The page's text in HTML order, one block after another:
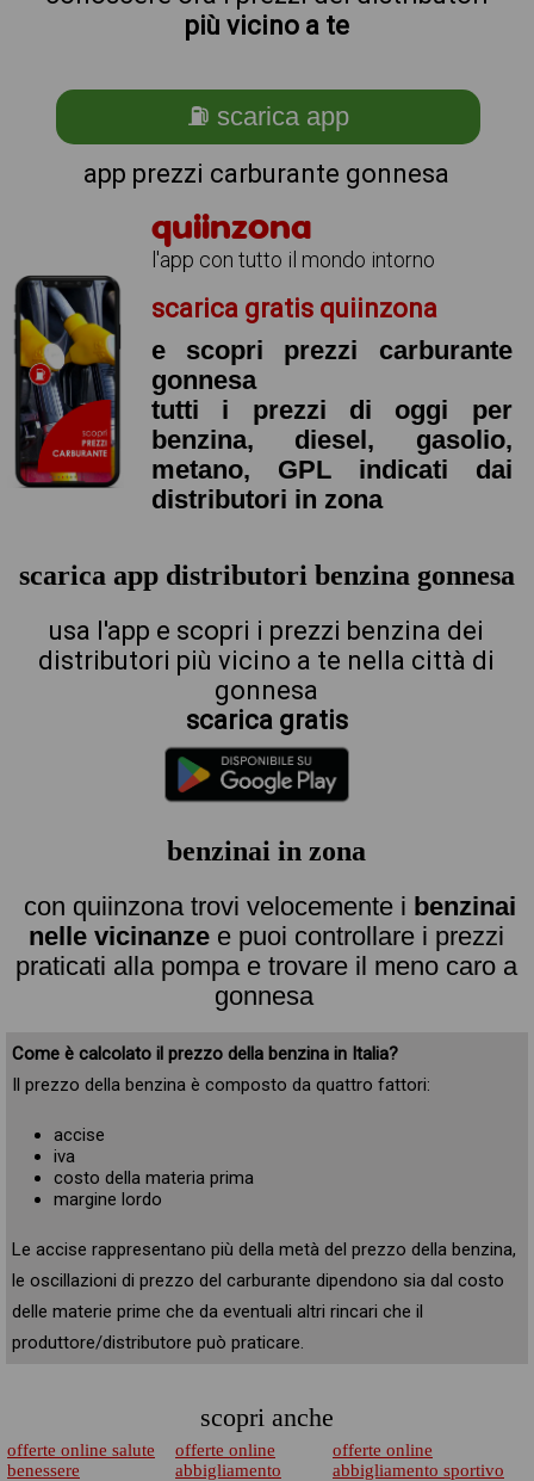
più vicino a te
⛽ scarica app
app prezzi carburante gonnesa
quiinzona
l'app con tutto il mondo intorno
scarica gratis quiinzona
e scopri prezzi carburante
gonnesa
tutti i prezzi di oggi per
benzina, diesel, gasolio,
metano, GPL indicati dai
distributori in zona
scarica app distributori benzina gonnesa
usa l'app e scopri i prezzi benzina dei
distributori più vicino a te nella città di
gonnesa
scarica gratis
benzinai in zona
con quiinzona trovi velocemente i benzinai
nelle vicinanze e puoi controllare i prezzi
praticati alla pompa e trovare il meno caro a
gonnesa
Come è calcolato il prezzo della benzina in Italia?
Il prezzo della benzina è composto da quattro fattori:
accise
iva
costo della materia prima
margine lordo
Le accise rappresentano più della metà del prezzo della benzina,
le oscillazioni di prezzo del carburante dipendono sia dal costo
delle materie prime che da eventuali altri rincari che il
produttore/distributore può praticare.
scopri anche
offerte online salute
benessere
offerte online
abbigliamento
offerte online
abbigliamento sportivo